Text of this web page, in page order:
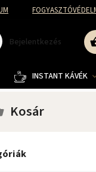
Bejelentkezés
INSTANT KÁVÉK
Kosár